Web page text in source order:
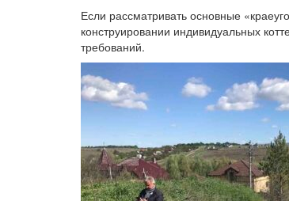
Если рассматривать основные
конструировании индивидуальных
требований.